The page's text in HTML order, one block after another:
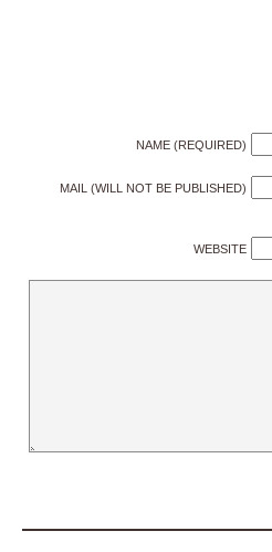
NAME (REQUIRED)
MAIL (WILL NOT BE PUBLISHED)
WEBSITE